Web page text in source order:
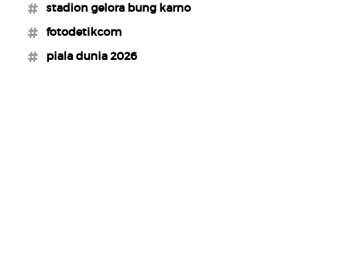
#stadion gelora bung karno
#fotodetikcom
#piala dunia 2026